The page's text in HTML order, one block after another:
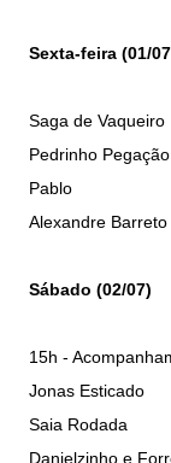
Sexta-feira (01/
Saga de Vaqueiro
Pedrinho Pegação
Pablo
Alexandre Barreto
Sábado (02/07)
15h -
Jonas Esticado
Saia Rodada
Danielzinho e